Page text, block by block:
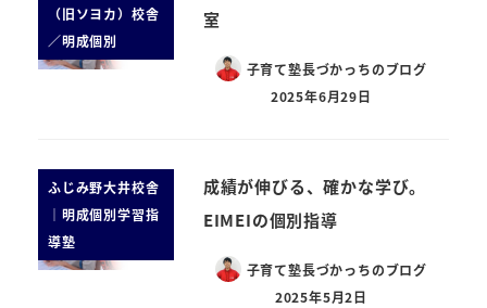
（旧ソヨカ）校舎
／明成個別
室
子育て塾長づかっちのブログ
2025年6月29日
ふじみ野大井校舎
｜明成個別学習指
導塾
成績が伸びる、確かな学び。
EIMEIの個別指導
子育て塾長づかっちのブログ
2025年5月2日